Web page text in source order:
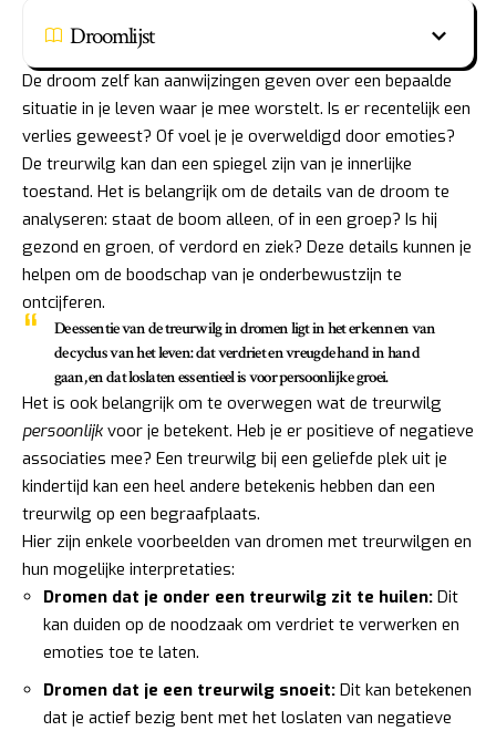
Droomlijst
De droom zelf kan aanwijzingen geven over een bepaalde
situatie in je leven waar je mee worstelt. Is er recentelijk een
verlies geweest? Of voel je je overweldigd door emoties?
De treurwilg kan dan een spiegel zijn van je innerlijke
toestand. Het is belangrijk om de details van de droom te
analyseren: staat de boom alleen, of in een groep? Is hij
gezond en groen, of verdord en ziek? Deze details kunnen je
helpen om de boodschap van je onderbewustzijn te
ontcijferen.
De essentie van de treurwilg in dromen ligt in het erkennen van
de cyclus van het leven: dat verdriet en vreugde hand in hand
gaan, en dat loslaten essentieel is voor persoonlijke groei.
Het is ook belangrijk om te overwegen wat de treurwilg
persoonlijk voor je betekent. Heb je er positieve of negatieve
associaties mee? Een treurwilg bij een geliefde plek uit je
kindertijd kan een heel andere betekenis hebben dan een
treurwilg op een begraafplaats.
Hier zijn enkele voorbeelden van dromen met treurwilgen en
hun mogelijke interpretaties:
Dromen dat je onder een treurwilg zit te huilen: Dit
kan duiden op de noodzaak om verdriet te verwerken en
emoties toe te laten.
Dromen dat je een treurwilg snoeit: Dit kan betekenen
dat je actief bezig bent met het loslaten van negatieve